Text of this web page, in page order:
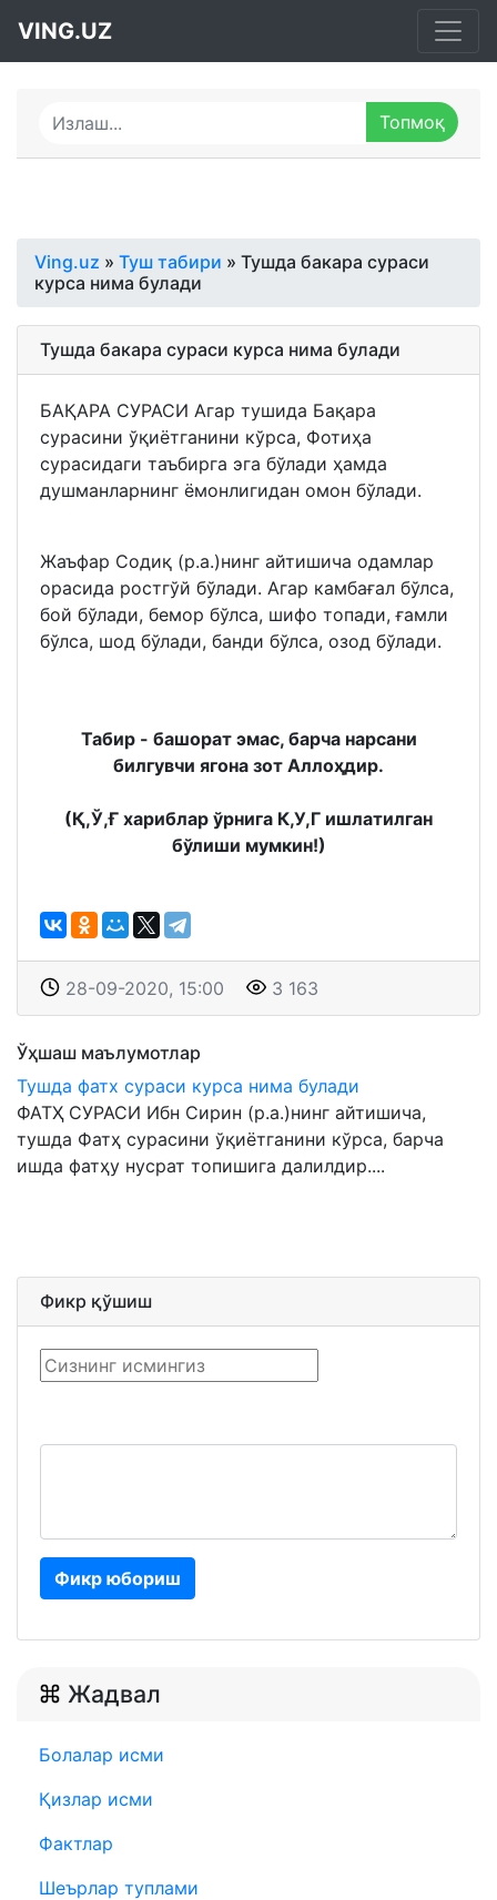
VING.UZ
Ving.uz » Туш табири » Тушда бакара сураси
курса нима булади
Тушда бакара сураси курса нима булади
БАҚАРА СУРАСИ Агар тушида Бақара
сурасини ўқиётганини кўрса, Фотиҳа
сурасидаги таъбирга эга бўлади ҳамда
душманларнинг ёмонлигидан омон бўлади.
Жаъфар Содиқ (р.а.)нинг айтишича одамлар
орасида ростгўй бўлади. Агар камбағал бўлса,
бой бўлади, бемор бўлса, шифо топади, ғамли
бўлса, шод бўлади, банди бўлса, озод бўлади.
Табир - башорат эмас, барча нарсани
билгувчи ягона зот Аллоҳдир.
(Қ,Ў,Ғ хариблар ўрнига К,У,Г ишлатилган
бўлиши мумкин!)
28-09-2020, 15:00 3 163
Ўҳшаш маълумотлар
Тушда фатх сураси курса нима булади
ФАТҲ СУРАСИ Ибн Сирин (р.а.)нинг айтишича,
тушда Фатҳ сурасини ўқиётганини кўрса, барча
ишда фатҳу нусрат топишига далилдир....
Фикр қўшиш
Фикр юбориш
Жадвал
Болалар исми
Қизлар исми
Фактлар
Шеърлар туплами